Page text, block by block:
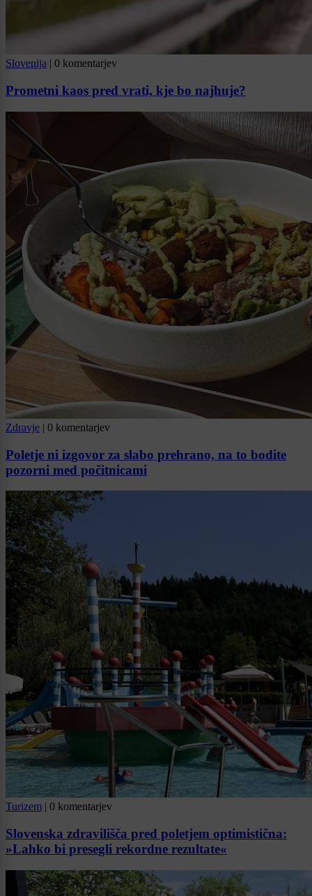
Slovenija 0 komentarjev
Prometni kaos pred vrati, kje bo najhuje?
Zdravje | 0 komentarjev
Poletje ni izgovor za slabo prehrano, na to bodite
pozorni med počitnicami
Turizem | 0 komentarjev
Slovenska zdravilišča pred poletjem optimistična:
»Lahko bi presegli rekordne rezultate«